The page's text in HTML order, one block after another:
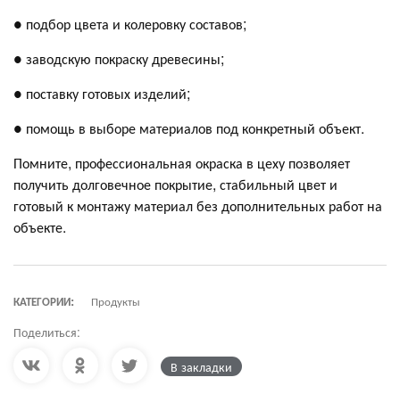
● подбор цвета и колеровку составов;
● заводскую покраску древесины;
● поставку готовых изделий;
● помощь в выборе материалов под конкретный объект.
Помните, профессиональная окраска в цеху позволяет
получить долговечное покрытие, стабильный цвет и
готовый к монтажу материал без дополнительных работ на
объекте.
КАТЕГОРИИ: Продукты
Поделиться:
В закладки